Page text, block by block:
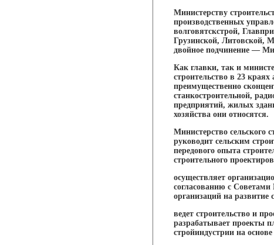
Министерству
производственных
волговятскстрой,
Грузинской, Литовской,
двойное подчинение —
Как главки, так и
строительство в 23
преимущественно
станкостроительной,
предприятий, жилых
хозяйства они относятся.
Министерство сельского
руководит сельским
передового опыта
строительного
осуществляет
согласованию с
организаций на развитие
ведет строительство и
разрабатывает проекты
стройиндустрии на